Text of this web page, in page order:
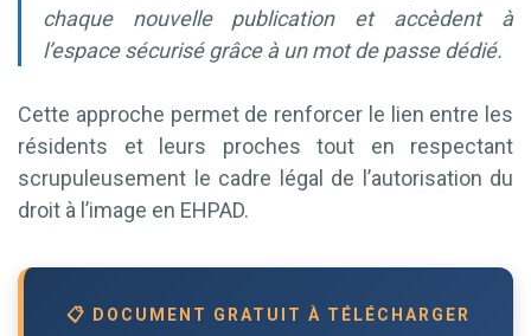
chaque nouvelle publication et accèdent à
l’espace sécurisé grâce à un mot de passe dédié.
Cette approche permet de renforcer le lien entre les
résidents et leurs proches tout en respectant
scrupuleusement le cadre légal de l’autorisation du
droit à l’image en EHPAD.
📋 DOCUMENT GRATUIT À TÉLÉCHARGER